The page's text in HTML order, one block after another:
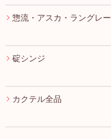
惣流・アスカ・ラングレー
碇シンジ
カクテル全品